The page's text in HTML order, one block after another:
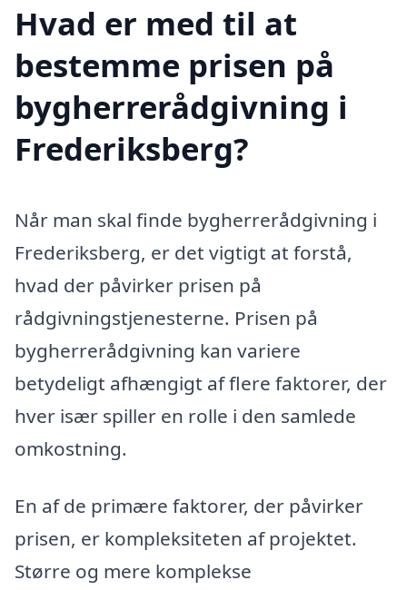
Hvad er med til at
bestemme prisen på
bygherrerådgivning i
Frederiksberg?
Når man skal finde bygherrerådgivning i
Frederiksberg, er det vigtigt at forstå,
hvad der påvirker prisen på
rådgivningstjenesterne. Prisen på
bygherrerådgivning kan variere
betydeligt afhængigt af flere faktorer, der
hver især spiller en rolle i den samlede
omkostning.
En af de primære faktorer, der påvirker
prisen, er kompleksiteten af projektet.
Større og mere komplekse